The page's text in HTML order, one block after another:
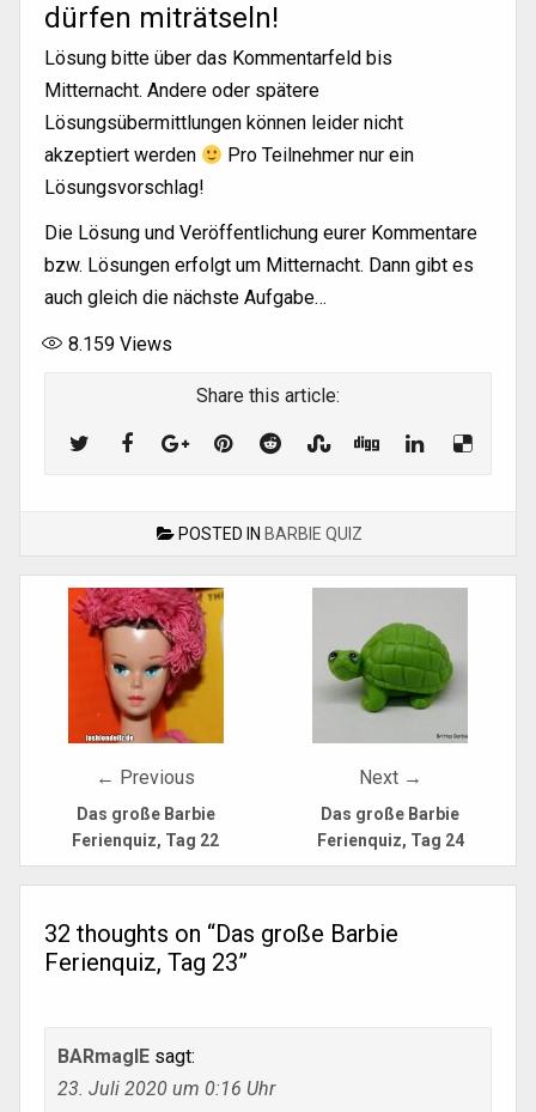
dürfen miträtseln!
Lösung bitte über das Kommentarfeld bis
Mitternacht. Andere oder spätere
Lösungsübermittlungen können leider nicht
akzeptiert werden
Pro Teilnehmer nur ein
Lösungsvorschlag!
Die Lösung und Veröffentlichung eurer Kommentare
bzw. Lösungen erfolgt um Mitternacht. Dann gibt es
auch gleich die nächste Aufgabe…
8.159 Views
Share this article:
POSTED IN BARBIE QUIZ
Post
navigation
← Previous
Das große Barbie
Ferienquiz, Tag 22
Next →
Das große Barbie
Ferienquiz, Tag 24
32 thoughts on “Das große Barbie
Ferienquiz, Tag 23”
BARmagIE sagt:
23. Juli 2020 um 0:16 Uhr